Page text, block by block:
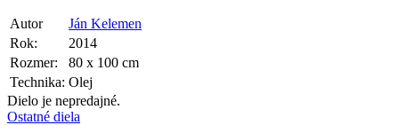
Autor
Ján Kelemen
Rok:
2014
Rozmer:
80 x 100 cm
Technika: Olej
Dielo je nepredajné.
Ostatné diela